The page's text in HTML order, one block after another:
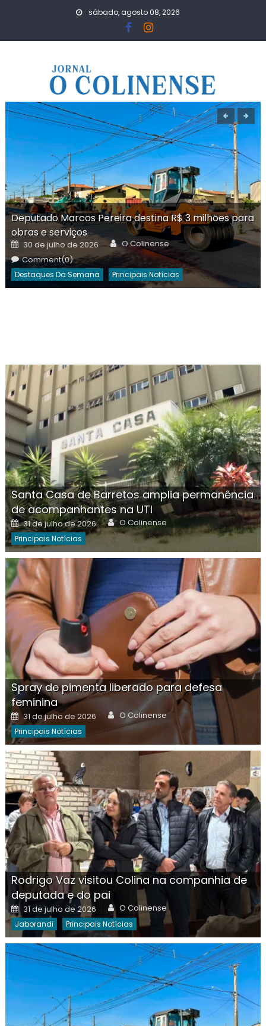
sábado, agosto 08, 2026
Deputado Marcos Pereira destina R$ 3 milhões para
obras e serviços
Posted
on
30 de julho de 2026 Author
O Colinense
Comment(0)
Destaques Da Semana Principais Notícias
Santa Casa de Barretos amplia permanência
de acompanhantes na UTI
Posted
on
31 de julho de 2026 Author
O Colinense
Principais Notícias
Spray de pimenta liberado para defesa
feminina
Posted
on
31 de julho de 2026 Author
O Colinense
Principais Notícias
Rodrigo Vaz visitou Colina na companhia de
deputada e do pai
Posted
on
31 de julho de 2026 Author
O Colinense
Jaborandi Principais Notícias